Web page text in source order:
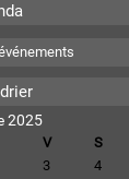
2025
V S
3 4